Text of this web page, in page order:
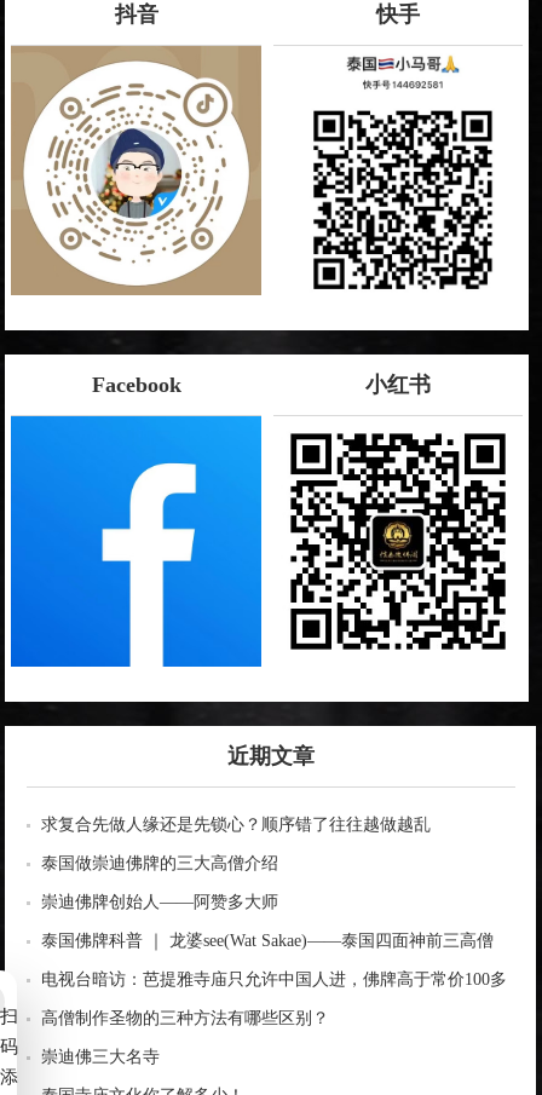
抖音 快手
Facebook 小红书
近期文章
求复合先做人缘还是先锁心？顺序错了往往越做越乱
泰国做崇迪佛牌的三大高僧介绍
崇迪佛牌创始人——阿赞多大师
泰国佛牌科普 ｜ 龙婆see(Wat Sakae)——泰国四面神前三高僧
电视台暗访：芭提雅寺庙只允许中国人进，佛牌高于常价100多
倍！
高僧制作圣物的三种方法有哪些区别？
崇迪佛三大名寺
扫
码
添